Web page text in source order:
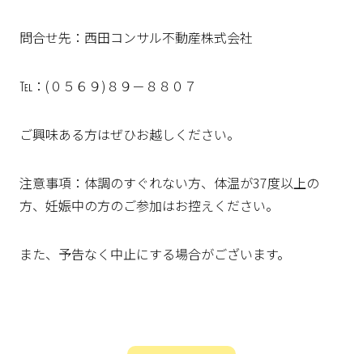
問合せ先：西田コンサル不動産株式会社
℡：(０５６９)８９－８８０７
ご興味ある方はぜひお越しください。
注意事項：体調のすぐれない方、体温が37度以上の
方、妊娠中の方のご参加はお控えください。
また、予告なく中止にする場合がございます。